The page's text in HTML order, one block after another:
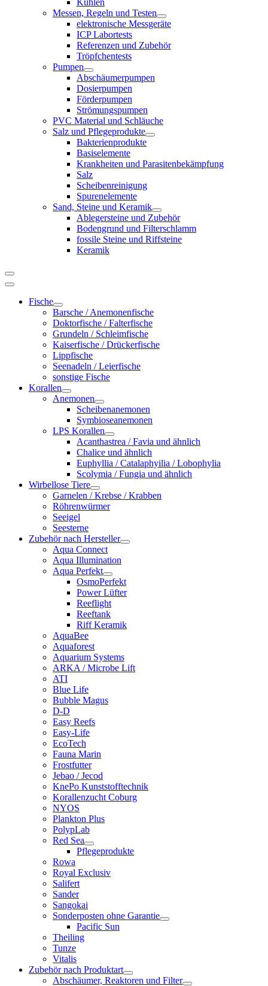
Kühlen
Messen, Regeln und Testen
elektronische Messgeräte
ICP Labortests
Referenzen und Zubehör
Tröpfchentests
Pumpen
Abschäumerpumpen
Dosierpumpen
Förderpumpen
Strömungspumpen
PVC Material und Schläuche
Salz und Pflegeprodukte
Bakterienprodukte
Basiselemente
Krankheiten und Parasitenbekämpfung
Salz
Scheibenreinigung
Spurenelemente
Sand, Steine und Keramik
Ablegersteine und Zubehör
Bodengrund und Filterschlamm
fossile Steine und Riffsteine
Keramik
Fische
Barsche / Anemonenfische
Doktorfische / Falterfische
Grundeln / Schleimfische
Kaiserfische / Drückerfische
Lippfische
Seenadeln / Leierfische
sonstige Fische
Korallen
Anemonen
Scheibenanemonen
Symbioseanemonen
LPS Korallen
Acanthastrea / Favia und ähnlich
Chalice und ähnlich
Euphyllia / Catalaphyilia / Lobophylia
Scolymia / Fungia und ähnlich
Wirbellose Tiere
Garnelen / Krebse / Krabben
Röhrenwürmer
Seeigel
Seesterne
Zubehör nach Hersteller
Aqua Connect
Aqua Illumination
Aqua Perfekt
OsmoPerfekt
Power Lüfter
Reeflight
Reeftank
Riff Keramik
AquaBee
Aquaforest
Aquarium Systems
ARKA / Microbe Lift
ATI
Blue Life
Bubble Magus
D-D
Easy Reefs
Easy-Life
EcoTech
Fauna Marin
Frostfutter
Jebao / Jecod
KnePo Kunststofftechnik
Korallenzucht Coburg
NYOS
Plankton Plus
PolypLab
Red Sea
Pflegeprodukte
Rowa
Royal Exclusiv
Salifert
Sander
Sangokai
Sonderposten ohne Garantie
Pacific Sun
Theiling
Tunze
Vitalis
Zubehör nach Produktart
Abschäumer, Reaktoren und Filter